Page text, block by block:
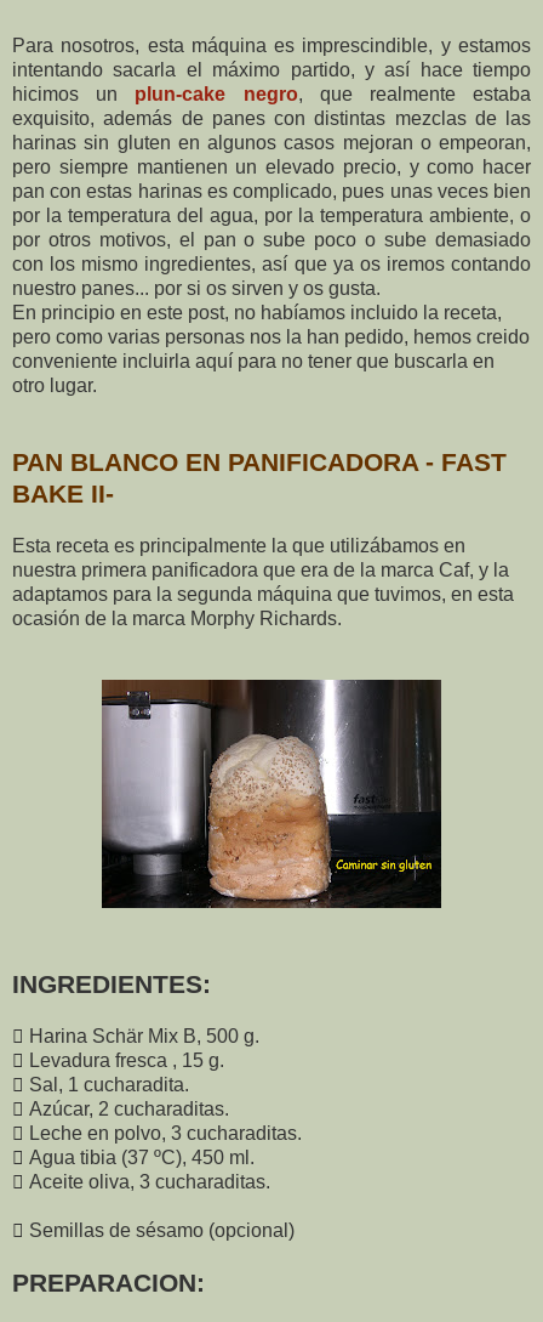
Para nosotros, esta máquina es imprescindible, y estamos
intentando sacarla el máximo partido, y así hace tiempo
hicimos un plun-cake negro, que realmente estaba
exquisito, además de panes con distintas mezclas de las
harinas sin gluten en algunos casos mejoran o empeoran,
pero siempre mantienen un elevado precio, y como hacer
pan con estas harinas es complicado, pues unas veces bien
por la temperatura del agua, por la temperatura ambiente, o
por otros motivos, el pan o sube poco o sube demasiado
con los mismo ingredientes, así que ya os iremos contando
nuestro panes... por si os sirven y os gusta.
En principio en este post, no habíamos incluido la receta,
pero como varias personas nos la han pedido, hemos creido
conveniente incluirla aquí para no tener que buscarla en
otro lugar.
PAN BLANCO EN PANIFICADORA - FAST
BAKE II-
Esta receta es principalmente la que utilizábamos en
nuestra primera panificadora que era de la marca Caf, y la
adaptamos para la segunda máquina que tuvimos, en esta
ocasión de la marca Morphy Richards.
INGREDIENTES:
 Harina Schär Mix B, 500 g.
 Levadura fresca , 15 g.
 Sal, 1 cucharadita.
 Azúcar, 2 cucharaditas.
 Leche en polvo, 3 cucharaditas.
 Agua tibia (37 ºC), 450 ml.
 Aceite oliva, 3 cucharaditas.
 Semillas de sésamo (opcional)
PREPARACION: